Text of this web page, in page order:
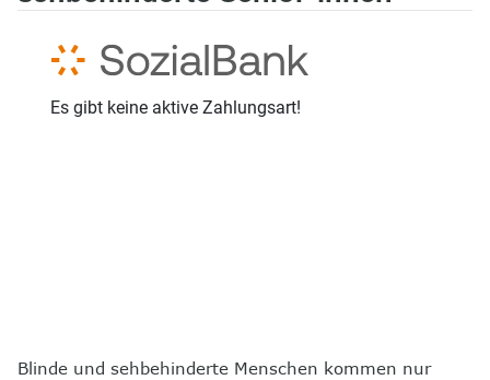
5
Wissenswertes
Unterstützen
Presse
Blinde und sehbehinderte Menschen kommen nur